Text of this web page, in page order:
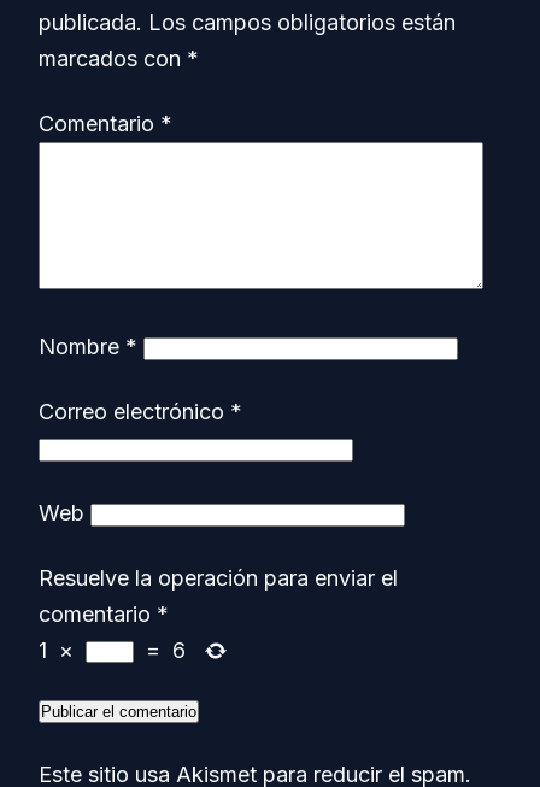
publicada. Los campos obligatorios están
marcados con *
Comentario *
Nombre *
Correo electrónico *
Web
Resuelve la operación para enviar el
comentario *
1
× = 6
Este sitio usa Akismet para reducir el spam.